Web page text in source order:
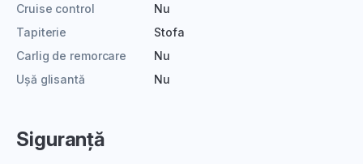
Cruise control
Nu
Tapiterie
Stofa
Carlig de remorcare
Nu
Ușă glisantă
Nu
Siguranță